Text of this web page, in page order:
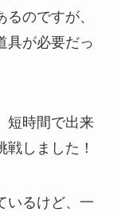
のですが、
具が必要だっ
短時間で出来
戦しました！
いるけど、一